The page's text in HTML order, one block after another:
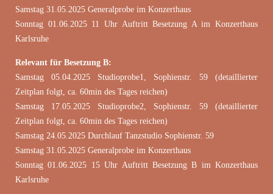
Samstag 31.05.2025 Generalprobe im Konzerthaus
Sonntag 01.06.2025 11 Uhr Auftritt Besetzung A im Konzerthaus
Karlsruhe
Relevant für Besetzung B:
Samstag 05.04.2025 Studioprobe1, Sophienstr. 59 (detaillierter
Zeitplan folgt, ca. 60min des Tages reichen)
Samstag 17.05.2025 Studioprobe2, Sophienstr. 59 (detaillierter
Zeitplan folgt, ca. 60min des Tages reichen)
Samstag 24.05.2025 Durchlauf Tanzstudio Sophienstr. 59
Samstag 31.05.2025 Generalprobe im Konzerthaus
Sonntag 01.06.2025 15 Uhr Auftritt Besetzung B im Konzerthaus
Karlsruhe